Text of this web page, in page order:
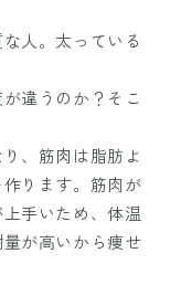
人。太っている
違うのか？そこ
、筋肉は脂肪よ
ります。筋肉が
手いため、体温
が高いから痩せ